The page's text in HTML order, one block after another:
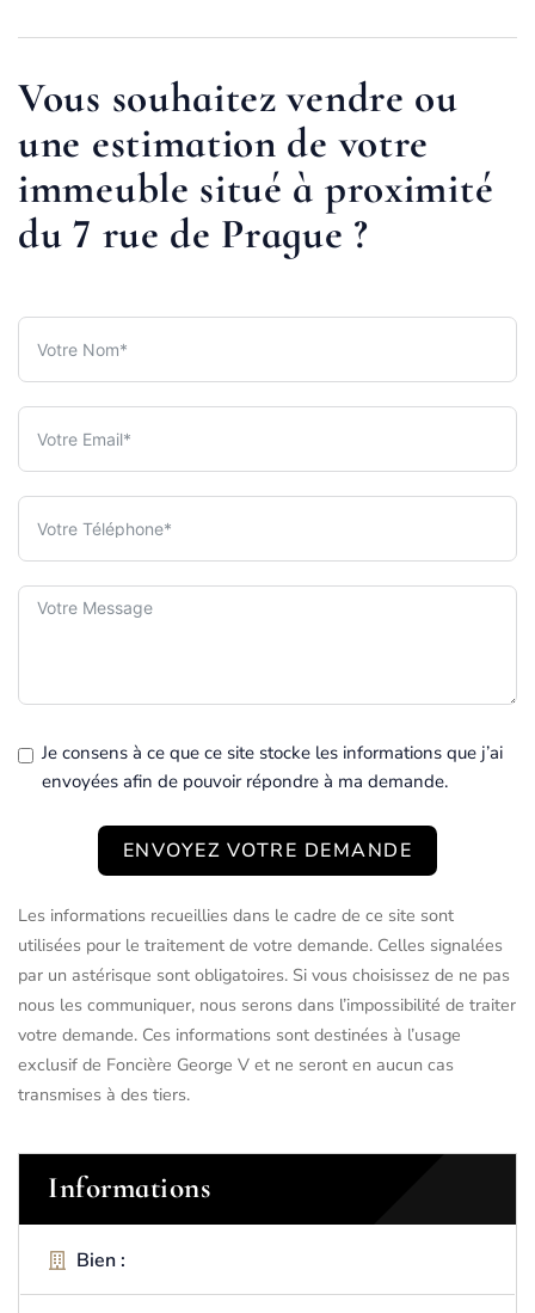
Informations
Bien :
Vous souhaitez vendre ou
une estimation de votre
immeuble situé à proximité
du 7 rue de Prague ?
Je consens à ce que ce site stocke les informations que j’ai
envoyées afin de pouvoir répondre à ma demande.
ENVOYEZ VOTRE DEMANDE
Les informations recueillies dans le cadre de ce site sont
utilisées pour le traitement de votre demande. Celles signalées
par un astérisque sont obligatoires. Si vous choisissez de ne pas
nous les communiquer, nous serons dans l’impossibilité de traiter
votre demande. Ces informations sont destinées à l’usage
exclusif de Foncière George V et ne seront en aucun cas
transmises à des tiers.